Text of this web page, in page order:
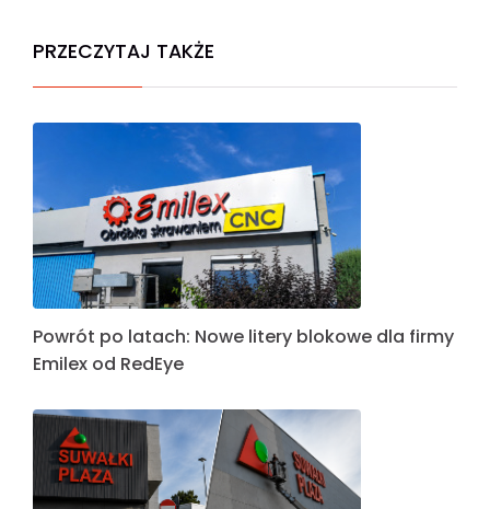
PRZECZYTAJ TAKŻE
Powrót po latach: Nowe litery blokowe dla firmy
Emilex od RedEye